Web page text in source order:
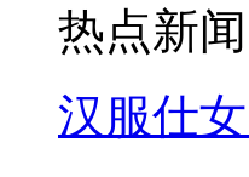
热点新闻
汉服仕